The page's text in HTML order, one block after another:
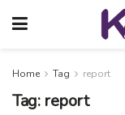
Home Tag report
Tag: report